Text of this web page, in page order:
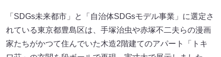
「SDGs未来都市」と「自治体SDGsモデル事業」に選定さ
れている東京都豊島区は、手塚治虫や赤塚不二夫らの漫画
家たちがかつて住んでいた木造2階建てのアパート「トキ